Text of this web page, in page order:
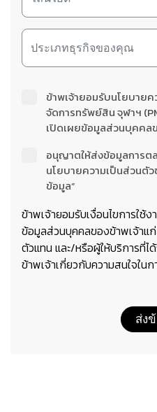
ข้าพเจ้ายอมรับนโยบาย
จัดการทรัพย์สิน จุฬาฯ
เปิดเผยข้อมูลส่วนบุคคล
อนุญาตให้ส่งข้อมูลการต
นโยบายความเป็นส่วนตัว
ข้อมูล”
ข้าพเจ้ายอมรับเงื่อนไขการใช้
ข้อมูลส่วนบุคคลของข้าพเจ้า
ตัวแทน และ/หรือผู้ให้บริการที่
ข้าพเจ้าเกี่ยวกับความสนใจใน
ส่ง